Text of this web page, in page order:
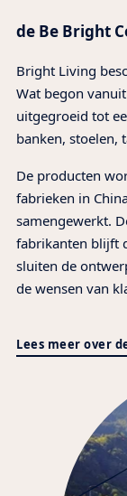
de Be Bright
Bright Living
Wat begon
uitgegroeid tot
banken, stoelen,
De producten
fabrieken in
samengewerkt.
fabrikanten blijft
sluiten de
de wensen van
Lees meer over